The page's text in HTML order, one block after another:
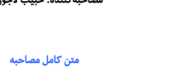
متن کامل مصاحبه